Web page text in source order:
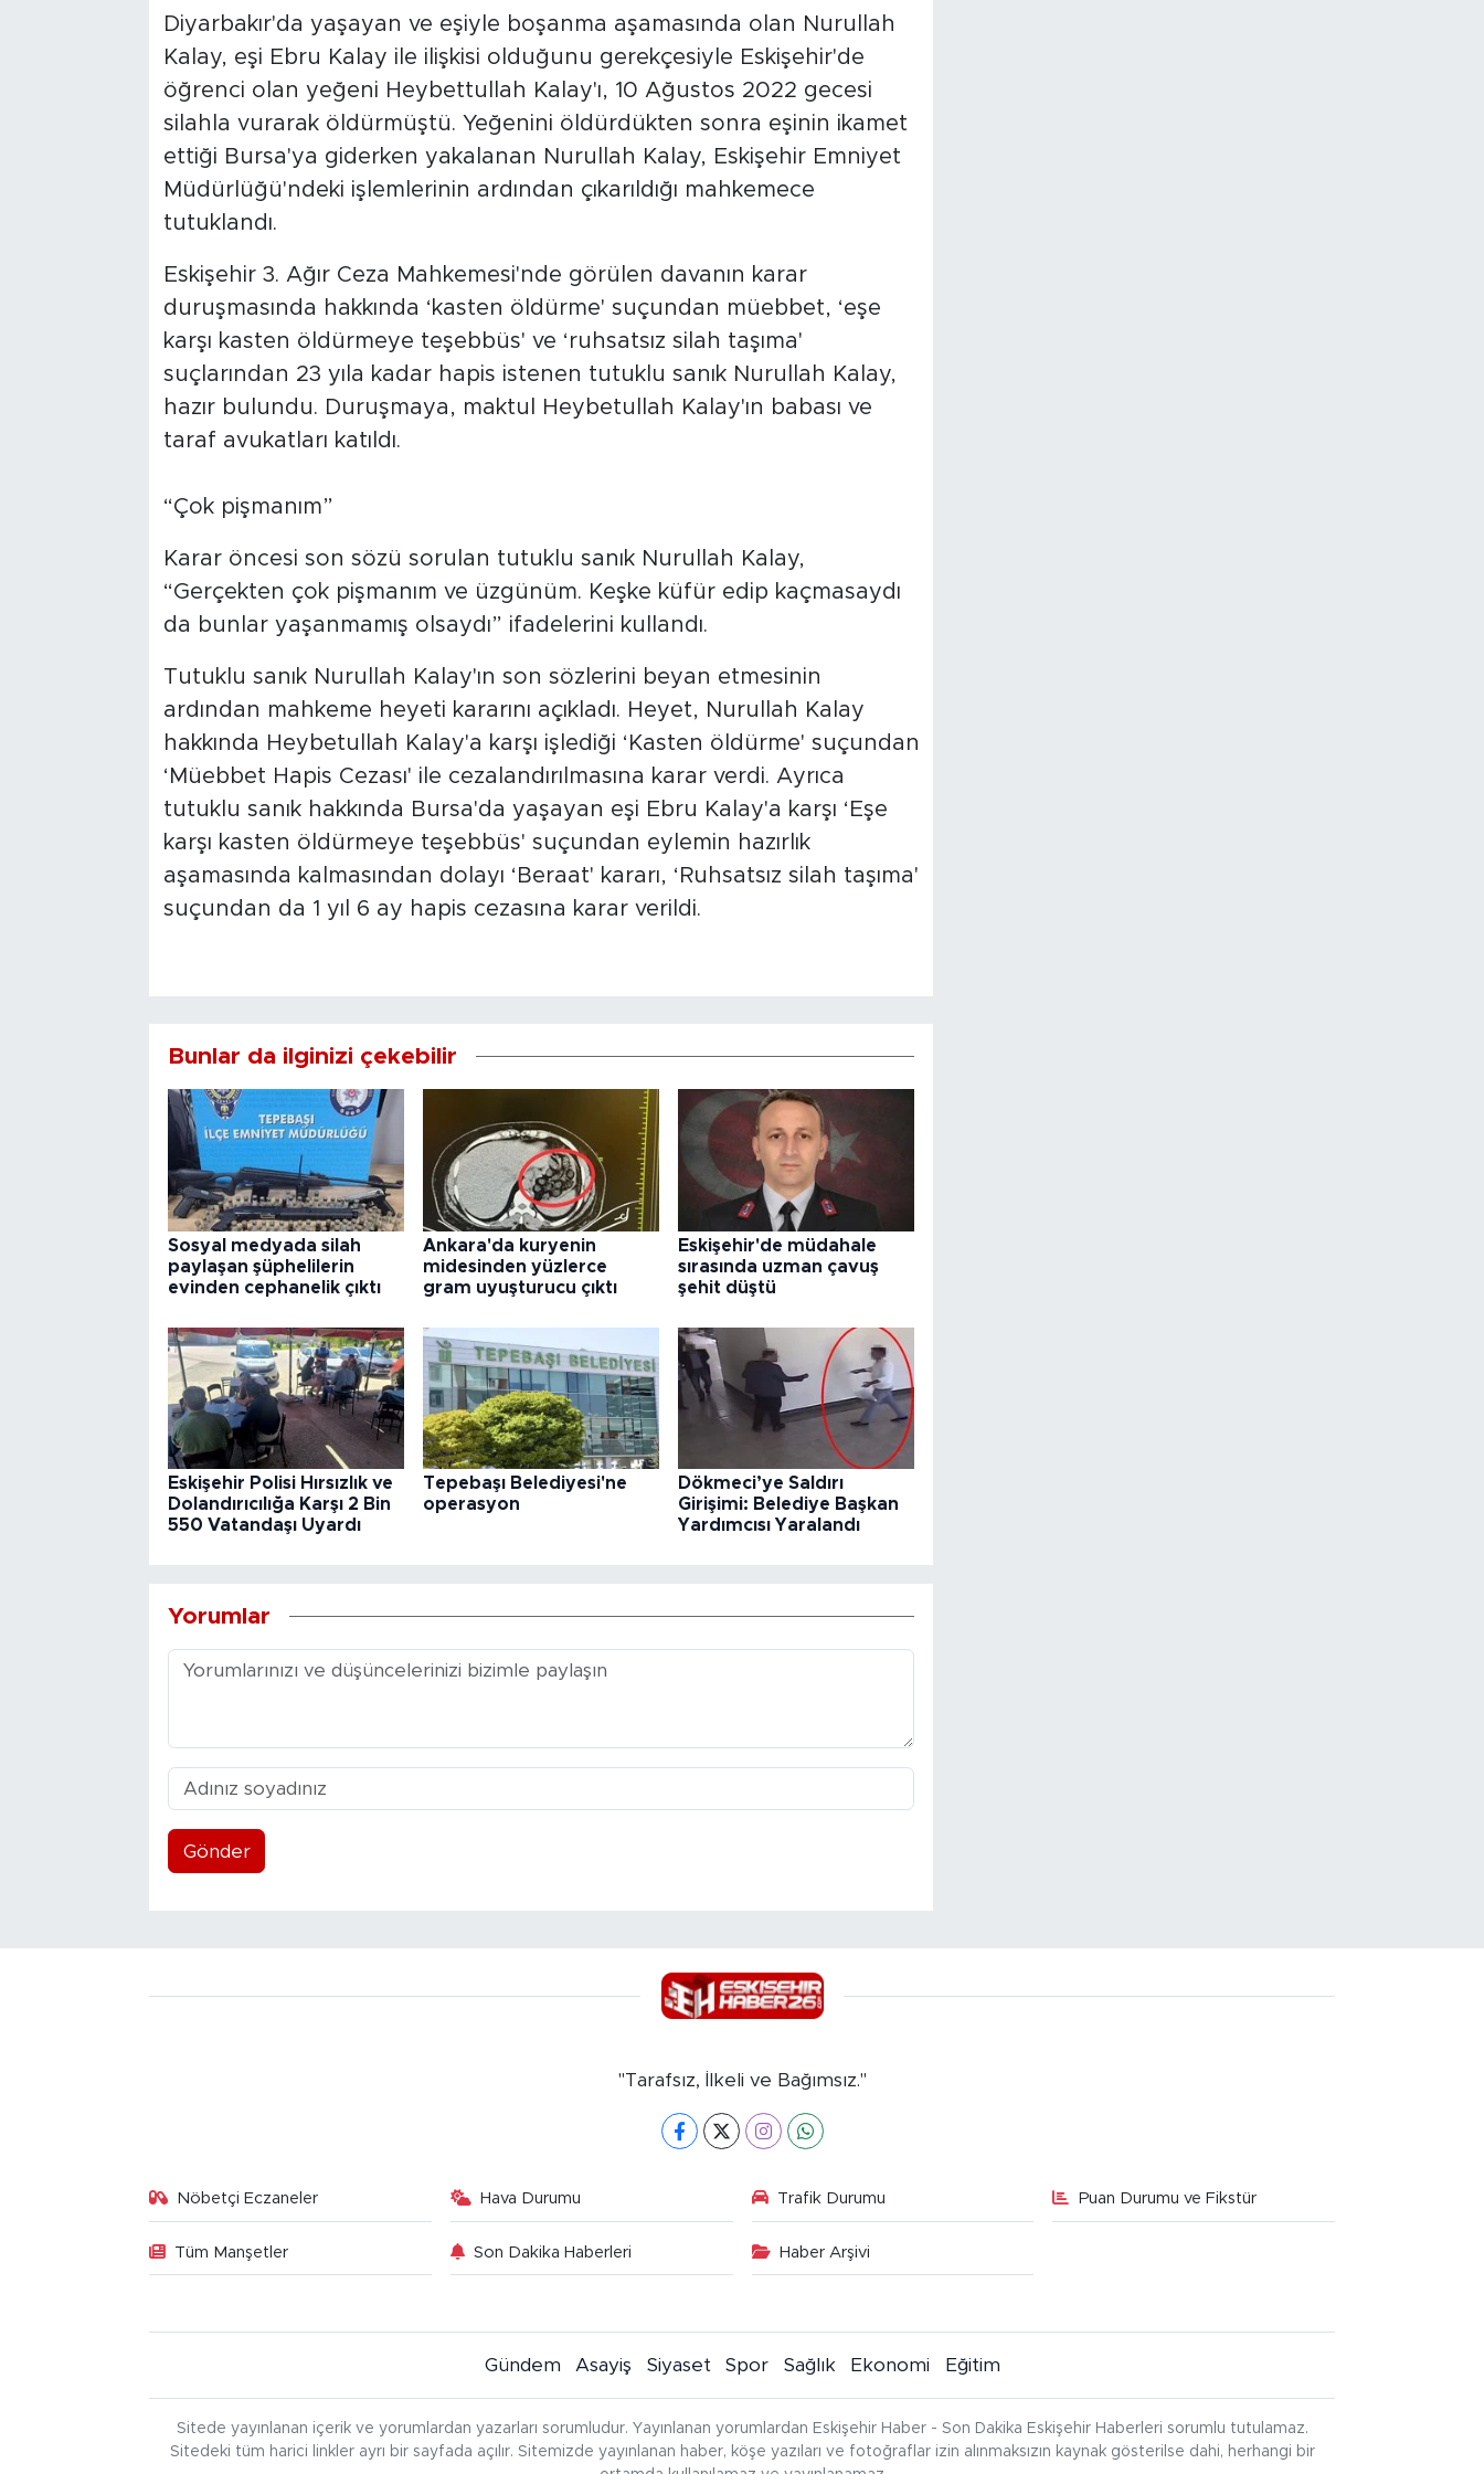
Diyarbakır'da yaşayan ve eşiyle boşanma aşamasında olan Nurullah
Kalay, eşi Ebru Kalay ile ilişkisi olduğunu gerekçesiyle Eskişehir'de
öğrenci olan yeğeni Heybettullah Kalay'ı, 10 Ağustos 2022 gecesi
silahla vurarak öldürmüştü. Yeğenini öldürdükten sonra eşinin ikamet
ettiği Bursa'ya giderken yakalanan Nurullah Kalay, Eskişehir Emniyet
Müdürlüğü'ndeki işlemlerinin ardından çıkarıldığı mahkemece
tutuklandı.
Eskişehir 3. Ağır Ceza Mahkemesi'nde görülen davanın karar
duruşmasında hakkında ‘kasten öldürme' suçundan müebbet, ‘eşe
karşı kasten öldürmeye teşebbüs' ve ‘ruhsatsız silah taşıma'
suçlarından 23 yıla kadar hapis istenen tutuklu sanık Nurullah Kalay,
hazır bulundu. Duruşmaya, maktul Heybetullah Kalay'ın babası ve
taraf avukatları katıldı.
“Çok pişmanım”
Karar öncesi son sözü sorulan tutuklu sanık Nurullah Kalay,
“Gerçekten çok pişmanım ve üzgünüm. Keşke küfür edip kaçmasaydı
da bunlar yaşanmamış olsaydı” ifadelerini kullandı.
Tutuklu sanık Nurullah Kalay'ın son sözlerini beyan etmesinin
ardından mahkeme heyeti kararını açıkladı. Heyet, Nurullah Kalay
hakkında Heybetullah Kalay'a karşı işlediği ‘Kasten öldürme' suçundan
‘Müebbet Hapis Cezası' ile cezalandırılmasına karar verdi. Ayrıca
tutuklu sanık hakkında Bursa'da yaşayan eşi Ebru Kalay'a karşı ‘Eşe
karşı kasten öldürmeye teşebbüs' suçundan eylemin hazırlık
aşamasında kalmasından dolayı ‘Beraat' kararı, ‘Ruhsatsız silah taşıma'
suçundan da 1 yıl 6 ay hapis cezasına karar verildi.
Bunlar da ilginizi çekebilir
Sosyal medyada silah
paylaşan şüphelilerin
evinden cephanelik çıktı
Ankara'da kuryenin
midesinden yüzlerce
gram uyuşturucu çıktı
Eskişehir'de müdahale
sırasında uzman çavuş
şehit düştü
Eskişehir Polisi Hırsızlık ve
Dolandırıcılığa Karşı 2 Bin
550 Vatandaşı Uyardı
Tepebaşı Belediyesi'ne
operasyon
Dökmeci’ye Saldırı
Girişimi: Belediye Başkan
Yardımcısı Yaralandı
Yorumlar
Gönder
"Tarafsız, İlkeli ve Bağımsız."
Nöbetçi Eczaneler Hava Durumu Trafik Durumu Puan Durumu ve Fikstür
Tüm Manşetler Son Dakika Haberleri Haber Arşivi
Gündem Asayiş Siyaset Spor Sağlık Ekonomi Eğitim
Sitede yayınlanan içerik ve yorumlardan yazarları sorumludur. Yayınlanan yorumlardan Eskişehir Haber - Son Dakika Eskişehir Haberleri sorumlu tutulamaz.
Sitedeki tüm harici linkler ayrı bir sayfada açılır. Sitemizde yayınlanan haber, köşe yazıları ve fotoğraflar izin alınmaksızın kaynak gösterilse dahi, herhangi bir